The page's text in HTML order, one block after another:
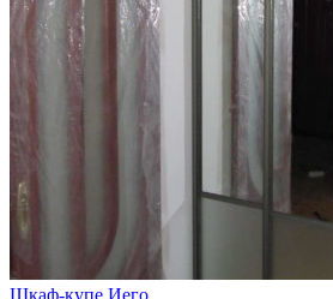
Шкаф-купе Иего